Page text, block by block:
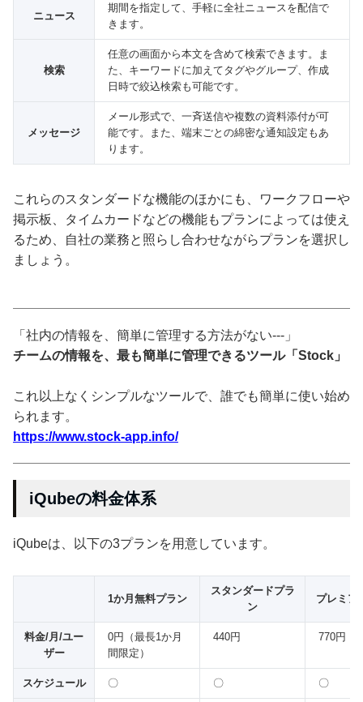
ニュース
期間を指定して、手軽に全社ニュースを配信で
きます。
検索
任意の画面から本文を含めて検索できます。ま
た、キーワードに加えてタグやグループ、作成
日時で絞込検索も可能です。
メッセージ
メール形式で、一斉送信や複数の資料添付が可
能です。また、端末ごとの綿密な通知設定もあ
ります。
これらのスタンダードな機能のほかにも、ワークフローや
掲示板、タイムカードなどの機能もプランによっては使え
るため、自社の業務と照らし合わせながらプランを選択し
ましょう。
「社内の情報を、簡単に管理する方法がない---」
チームの情報を、最も簡単に管理できるツール「Stock」
これ以上なくシンプルなツールで、誰でも簡単に使い始め
られます。
https://www.stock-app.info/
iQubeの料金体系
iQubeは、以下の3プランを用意しています。
1か月無料プラン
スタンダードプラ
ン
プレミア
料金/月/ユー
ザー
0円（最長1か月
間限定）
440円 770円
スケジュール 〇 〇 〇